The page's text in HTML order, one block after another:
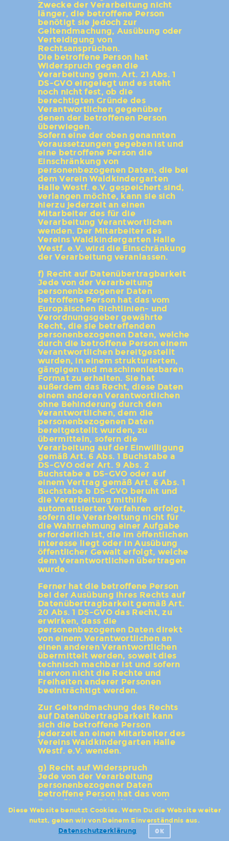
Zwecke der Verarbeitung nicht
länger, die betroffene Person
benötigt sie jedoch zur
Geltendmachung, Ausübung oder
Verteidigung von
Rechtsansprüchen.
Die betroffene Person hat
Widerspruch gegen die
Verarbeitung gem. Art. 21 Abs. 1
DS-GVO eingelegt und es steht
noch nicht fest, ob die
berechtigten Gründe des
Verantwortlichen gegenüber
denen der betroffenen Person
überwiegen.
Sofern eine der oben genannten
Voraussetzungen gegeben ist und
eine betroffene Person die
Einschränkung von
personenbezogenen Daten, die bei
dem Verein Waldkindergarten
Halle Westf. e.V. gespeichert sind,
verlangen möchte, kann sie sich
hierzu jederzeit an einen
Mitarbeiter des für die
Verarbeitung Verantwortlichen
wenden. Der Mitarbeiter des
Vereins Waldkindergarten Halle
Westf. e.V. wird die Einschränkung
der Verarbeitung veranlassen.
f) Recht auf Datenübertragbarkeit
Jede von der Verarbeitung
personenbezogener Daten
betroffene Person hat das vom
Europäischen Richtlinien- und
Verordnungsgeber gewährte
Recht, die sie betreffenden
personenbezogenen Daten, welche
durch die betroffene Person einem
Verantwortlichen bereitgestellt
wurden, in einem strukturierten,
gängigen und maschinenlesbaren
Format zu erhalten. Sie hat
außerdem das Recht, diese Daten
einem anderen Verantwortlichen
ohne Behinderung durch den
Verantwortlichen, dem die
personenbezogenen Daten
bereitgestellt wurden, zu
übermitteln, sofern die
Verarbeitung auf der Einwilligung
gemäß Art. 6 Abs. 1 Buchstabe a
DS-GVO oder Art. 9 Abs. 2
Buchstabe a DS-GVO oder auf
einem Vertrag gemäß Art. 6 Abs. 1
Buchstabe b DS-GVO beruht und
die Verarbeitung mithilfe
automatisierter Verfahren erfolgt,
sofern die Verarbeitung nicht für
die Wahrnehmung einer Aufgabe
erforderlich ist, die im öffentlichen
Interesse liegt oder in Ausübung
öffentlicher Gewalt erfolgt, welche
dem Verantwortlichen übertragen
wurde.
Ferner hat die betroffene Person
bei der Ausübung ihres Rechts auf
Datenübertragbarkeit gemäß Art.
20 Abs. 1 DS-GVO das Recht, zu
erwirken, dass die
personenbezogenen Daten direkt
von einem Verantwortlichen an
einen anderen Verantwortlichen
übermittelt werden, soweit dies
technisch machbar ist und sofern
hiervon nicht die Rechte und
Freiheiten anderer Personen
beeinträchtigt werden.
Zur Geltendmachung des Rechts
auf Datenübertragbarkeit kann
sich die betroffene Person
jederzeit an einen Mitarbeiter des
Vereins Waldkindergarten Halle
Westf. e.V. wenden.
g) Recht auf Widerspruch
Jede von der Verarbeitung
personenbezogener Daten
betroffene Person hat das vom
Europäischen Richtlinien- und
Verordnungsgeber gewährte
Recht, aus Gründen, die sich aus
ihrer besonderen Situation
ergeben, jederzeit gegen die
Diese Website benutzt Cookies. Wenn Du die Website weiter
nutzt, gehen wir von Deinem Einverständnis aus.
Datenschutzerklärung
OK